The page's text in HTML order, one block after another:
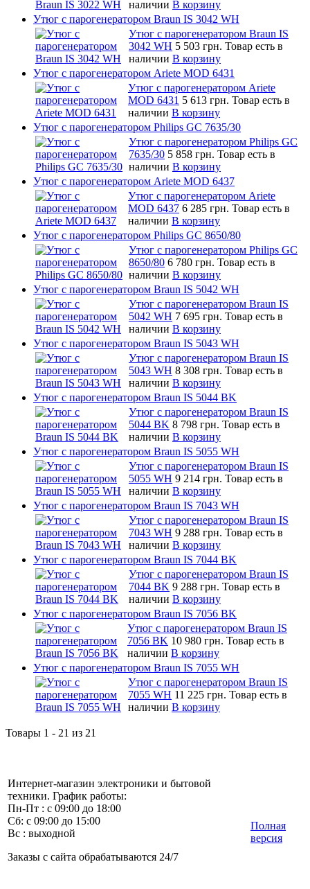
наличии В корзину
Утюг с парогенератором Braun IS 3042 WH
Утюг с парогенератором Braun IS
3042 WH 5 503 грн. Товар есть в
наличии В корзину
Утюг с парогенератором Ariete MOD 6431
Утюг с парогенератором Ariete
MOD 6431 5 613 грн. Товар есть в
наличии В корзину
Утюг с парогенератором Philips GC 7635/30
Утюг с парогенератором Philips GC
7635/30 5 858 грн. Товар есть в
наличии В корзину
Утюг с парогенератором Ariete MOD 6437
Утюг с парогенератором Ariete
MOD 6437 6 285 грн. Товар есть в
наличии В корзину
Утюг с парогенератором Philips GC 8650/80
Утюг с парогенератором Philips GC
8650/80 6 780 грн. Товар есть в
наличии В корзину
Утюг с парогенератором Braun IS 5042 WH
Утюг с парогенератором Braun IS
5042 WH 7 695 грн. Товар есть в
наличии В корзину
Утюг с парогенератором Braun IS 5043 WH
Утюг с парогенератором Braun IS
5043 WH 8 308 грн. Товар есть в
наличии В корзину
Утюг с парогенератором Braun IS 5044 BK
Утюг с парогенератором Braun IS
5044 BK 8 798 грн. Товар есть в
наличии В корзину
Утюг с парогенератором Braun IS 5055 WH
Утюг с парогенератором Braun IS
5055 WH 9 214 грн. Товар есть в
наличии В корзину
Утюг с парогенератором Braun IS 7043 WH
Утюг с парогенератором Braun IS
7043 WH 9 288 грн. Товар есть в
наличии В корзину
Утюг с парогенератором Braun IS 7044 BK
Утюг с парогенератором Braun IS
7044 BK 9 288 грн. Товар есть в
наличии В корзину
Утюг с парогенератором Braun IS 7056 BK
Утюг с парогенератором Braun IS
7056 BK 10 980 грн. Товар есть в
наличии В корзину
Утюг с парогенератором Braun IS 7055 WH
Утюг с парогенератором Braun IS
7055 WH 11 225 грн. Товар есть в
наличии В корзину
Товары 1 - 21 из 21
Интернет-магазин электроники и бытовой
техники. График работы:
Пн-Пт : с 09:00 до 18:00
Сб: с 09:00 до 15:00
Вс : выходной
Заказы с сайта обрабатываются 24/7
Полная
версия